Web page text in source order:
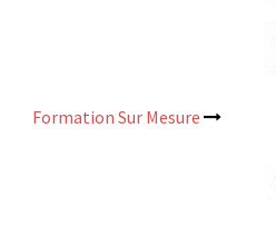
Formation Sur Mesure